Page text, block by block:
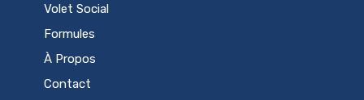
Volet Social
Formules
À Propos
Contact